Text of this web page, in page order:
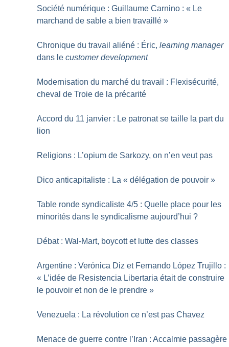
Société numérique : Guillaume Carnino : « Le
marchand de sable a bien travaillé »
Chronique du travail aliéné : Éric,learning manager
dans lecustomer development
Modernisation du marché du travail : Flexisécurité,
cheval de Troie de la précarité
Accord du 11 janvier : Le patronat se taille la part du
lion
Religions : L’opium de Sarkozy, on n’en veut pas
Dico anticapitaliste : La « délégation de pouvoir »
Table ronde syndicaliste 4/5 : Quelle place pour les
minorités dans le syndicalisme aujourd’hui ?
Débat : Wal-Mart, boycott et lutte des classes
Argentine : Verónica Diz et Fernando López Trujillo :
« L’idée de Resistencia Libertaria était de construire
le pouvoir et non de le prendre »
Venezuela : La révolution ce n’est pas Chavez
Menace de guerre contre l’Iran : Accalmie passagère